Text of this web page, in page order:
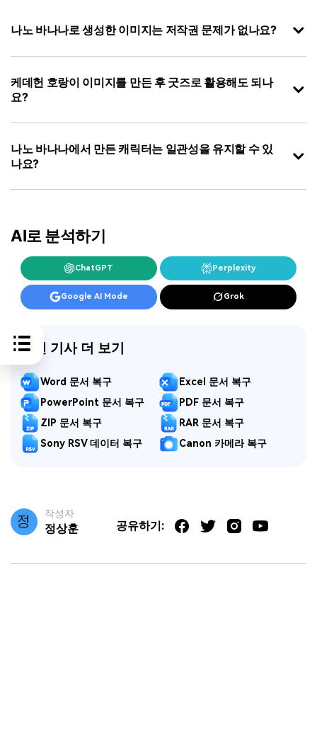
나노 바나나로 생성한 이미지는 저작권 문제가 없나요?
케데헌 호랑이 이미지를 만든 후 굿즈로 활용해도 되나
요?
나노 바나나에서 만든 캐릭터는 일관성을 유지할 수 있
나요?
AI로 분석하기
ChatGPT Perplexity
Google AI Mode Grok
관련 기사 더 보기
Word 문서 복구
Excel 문서 복구
PowerPoint 문서 복구
PDF 문서 복구
ZIP 문서 복구
RAR 문서 복구
Sony RSV 데이터 복구
Canon 카메라 복구
작성자
정상훈 공유하기: